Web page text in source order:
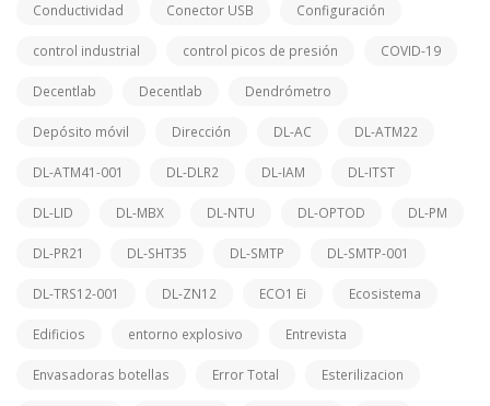
Conductividad Conector USB Configuración
control industrial control picos de presión COVID-19
Decentlab Decentlab Dendrómetro
Depósito móvil Dirección DL-AC DL-ATM22
DL-ATM41-001 DL-DLR2 DL-IAM DL-ITST
DL-LID DL-MBX DL-NTU DL-OPTOD DL-PM
DL-PR21 DL-SHT35 DL-SMTP DL-SMTP-001
DL-TRS12-001 DL-ZN12 ECO1 Ei Ecosistema
Edificios entorno explosivo Entrevista
Envasadoras botellas Error Total Esterilizacion